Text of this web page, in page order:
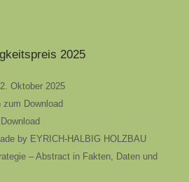
2025
Oktober 2025
zum Download
by EYRICH-HALBIG HOLZBAU
– Abstract in Fakten, Daten und